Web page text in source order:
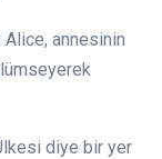
Alice, annesinin
diye bir yer